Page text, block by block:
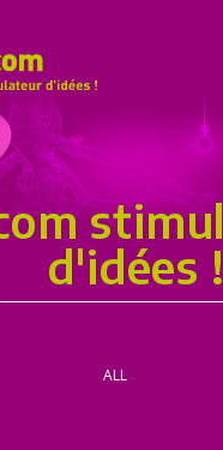
d'idées !
ALL